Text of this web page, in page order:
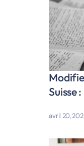
Suisse
avril 20,